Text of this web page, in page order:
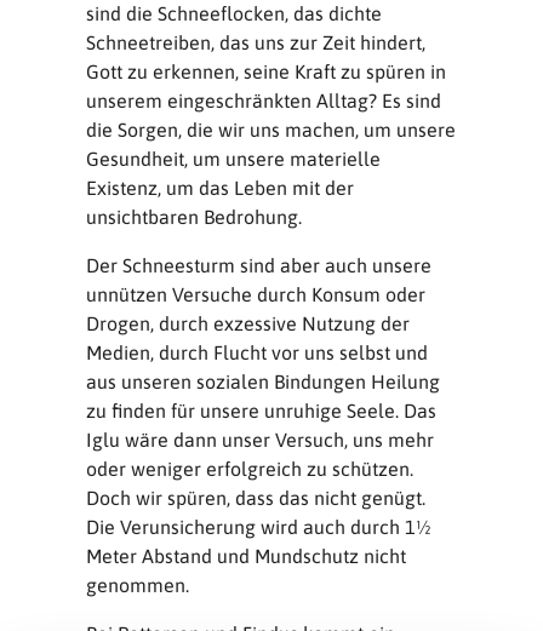
sind die Schneeflocken, das dichte
Schneetreiben, das uns zur Zeit hindert,
Gott zu erkennen, seine Kraft zu spüren in
unserem eingeschränkten Alltag? Es sind
die Sorgen, die wir uns machen, um unsere
Gesundheit, um unsere materielle
Existenz, um das Leben mit der
unsichtbaren Bedrohung.
Der Schneesturm sind aber auch unsere
unnützen Versuche durch Konsum oder
Drogen, durch exzessive Nutzung der
Medien, durch Flucht vor uns selbst und
aus unseren sozialen Bindungen Heilung
zu finden für unsere unruhige Seele. Das
Iglu wäre dann unser Versuch, uns mehr
oder weniger erfolgreich zu schützen.
Doch wir spüren, dass das nicht genügt.
Die Verunsicherung wird auch durch 1½
Meter Abstand und Mundschutz nicht
genommen.